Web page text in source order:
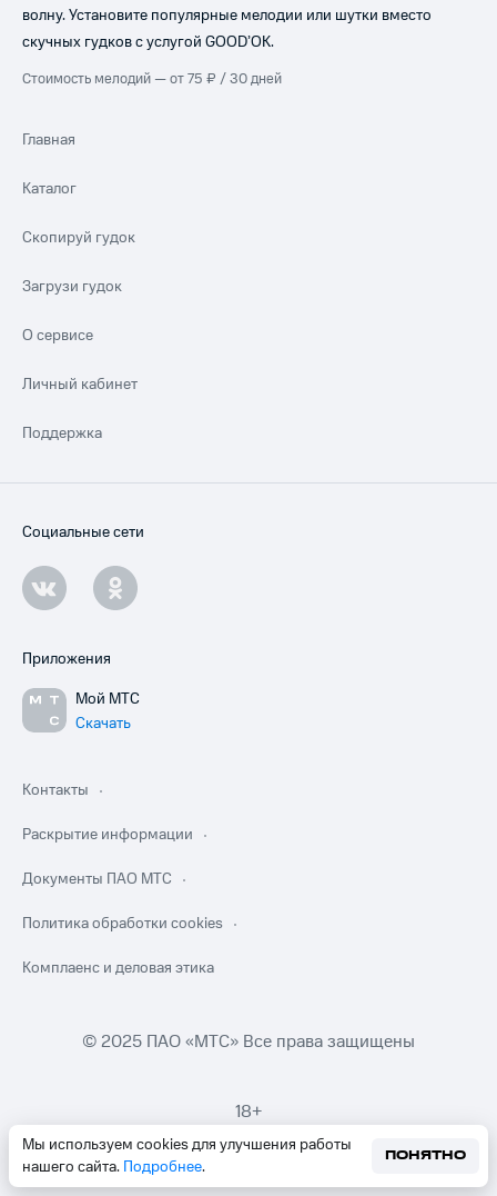
Мы используем cookies для улучшения работы
нашего сайта. Подробнее.
ПОНЯТНО
волну. Установите популярные мелодии или шутки вместо
скучных гудков с услугой GOOD’OK.
Стоимость мелодий — от 75 ₽ / 30 дней
Главная
Каталог
Скопируй гудок
Загрузи гудок
О сервисе
Личный кабинет
Поддержка
Социальные сети
Приложения
Мой МТС
Скачать
Контакты
Раскрытие информации
Документы ПАО МТС
Политика обработки cookies
Комплаенс и деловая этика
© 2025 ПАО «МТС» Все права защищены
18+